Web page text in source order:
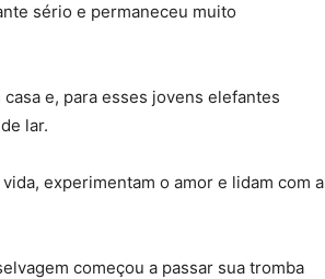
sério e permaneceu muito
e, para esses jovens elefantes
lar.
experimentam o amor e lidam com a
começou a passar sua tromba